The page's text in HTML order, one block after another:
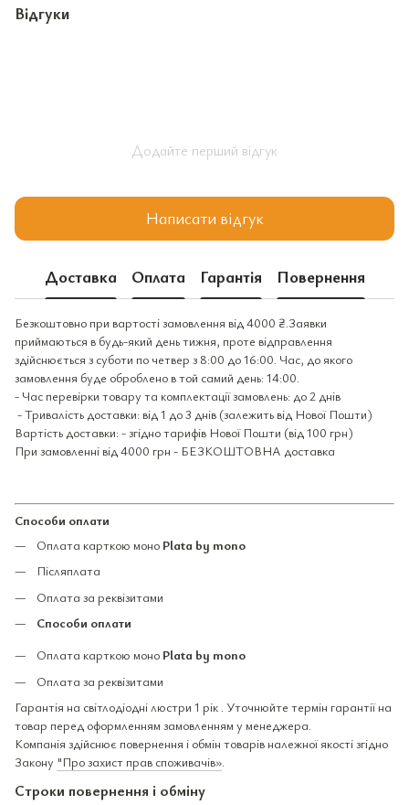
Відгуки
Додайте перший відгук
Написати відгук
Доставка Оплата Гарантія Повернення
Безкоштовно при вартості замовлення від 4000 ₴.Заявки
приймаються в будь-який день тижня, проте відправлення
здійснюється з суботи по четвер з 8:00 до 16:00. Час, до якого
замовлення буде оброблено в той самий день: 14:00.
- Час перевірки товару та комплектації замовлень: до 2 днів
- Тривалість доставки: від 1 до 3 днів (залежить від Нової Пошти)
Вартість доставки: - згідно тарифів Нової Пошти (від 100 грн)
При замовленні від 4000 грн - БЕЗКОШТОВНА доставка
Способи оплати
Оплата карткою моно Plata by mono
Післяплата
Оплата за реквізитами
Способи оплати
Оплата карткою моно Plata by mono
Оплата за реквізитами
Гарантія на світлодіодні люстри 1 рік . Уточнюйте термін гарантії на
товар перед оформленням замовленням у менеджера.
Компанія здійснює повернення і обмін товарів належної якості згідно
Закону "Про захист прав споживачів».
Строки повернення і обміну